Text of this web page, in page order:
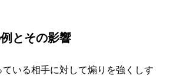
とその影響
いる相手に対して煽りを強くしす